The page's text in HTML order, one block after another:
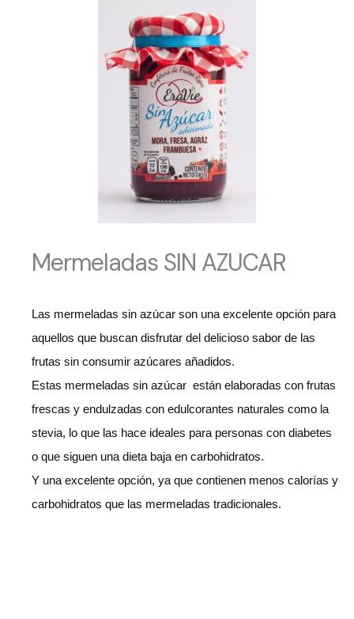
Mermeladas SIN AZUCAR
Las mermeladas sin azúcar son una excelente opción para
aquellos que buscan disfrutar del delicioso sabor de las
frutas sin consumir azúcares añadidos.
Estas mermeladas sin azúcar están elaboradas con frutas
frescas y endulzadas con edulcorantes naturales como la
stevia, lo que las hace ideales para personas con diabetes
o que siguen una dieta baja en carbohidratos.
Y una excelente opción, ya que contienen menos calorías y
carbohidratos que las mermeladas tradicionales.